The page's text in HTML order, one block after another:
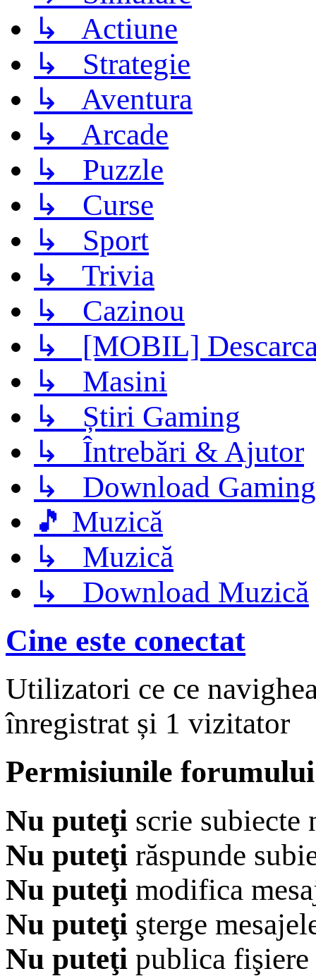
↳ Actiune
↳ Strategie
↳ Aventura
↳ Arcade
↳ Puzzle
↳ Curse
↳ Sport
↳ Trivia
↳ Cazinou
↳ [MOBIL]
↳ Masini
↳ Știri Gaming
↳ Întrebări & Ajutor
↳ Download Gaming
🎵 Muzică
↳ Muzică
↳ Download Muzică
Cine este conectat
Utilizatori ce ce
înregistrat și 1 vizitator
Permisiunile forumului
Nu puteţi scrie subiecte
Nu puteţi răspunde
Nu puteţi modifica
Nu puteţi şterge
Nu puteţi publica fişiere